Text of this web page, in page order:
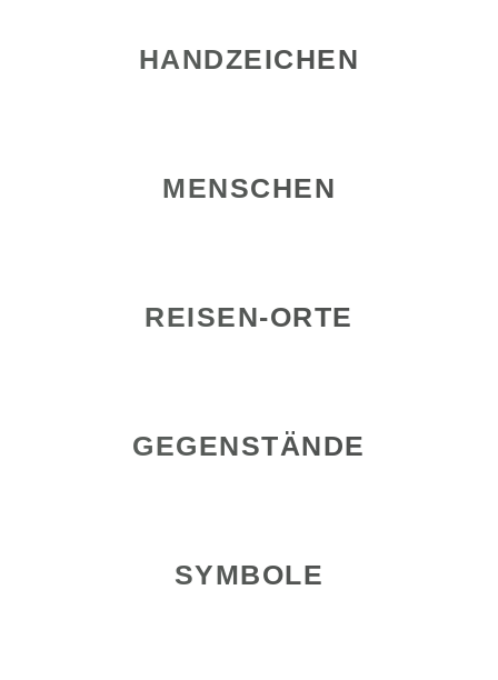
HANDZEICHEN
MENSCHEN
REISEN-ORTE
GEGENSTÄNDE
SYMBOLE